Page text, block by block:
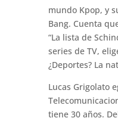
mundo Kpop, y
Bang. Cuenta
“La lista de
series de TV,
¿Deportes? La
Lucas Grigolato
tiene 30 años.